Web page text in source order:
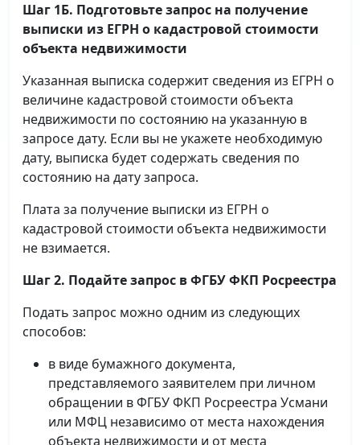
Шаг 1Б. Подготовьте запрос на получение
выписки из ЕГРН о кадастровой стоимости
объекта недвижимости
Указанная выписка содержит сведения из ЕГРН о
величине кадастровой стоимости объекта
недвижимости по состоянию на указанную в
запросе дату. Если вы не укажете необходимую
дату, выписка будет содержать сведения по
состоянию на дату запроса.
Плата за получение выписки из ЕГРН о
кадастровой стоимости объекта недвижимости
не взимается.
Шаг 2. Подайте запрос в ФГБУ ФКП Росреестра
Подать запрос можно одним из следующих
способов:
в виде бумажного документа,
представляемого заявителем при личном
обращении в ФГБУ ФКП Росреестра Усмани
или МФЦ независимо от места нахождения
объекта недвижимости и от места